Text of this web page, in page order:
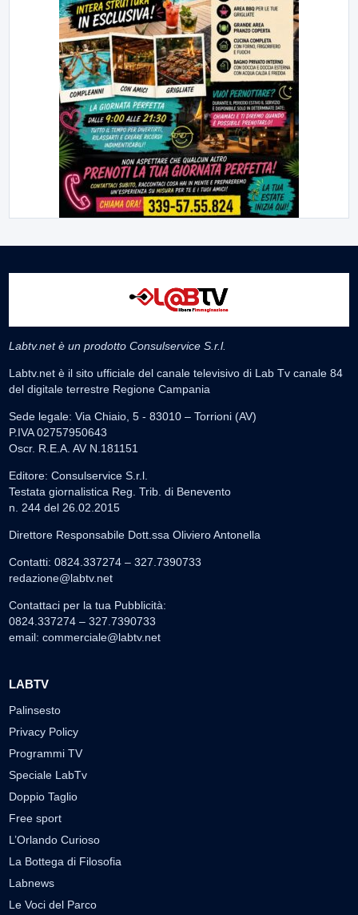
Labtv.net è un prodotto Consulservice S.r.l.
Labtv.net è il sito ufficiale del canale televisivo di Lab Tv canale 84
del digitale terrestre Regione Campania
Sede legale: Via Chiaio, 5 - 83010 – Torrioni (AV)
P.IVA 02757950643
Oscr. R.E.A. AV N.181151
Editore: Consulservice S.r.l.
Testata giornalistica Reg. Trib. di Benevento
n. 244 del 26.02.2015
Direttore Responsabile Dott.ssa Oliviero Antonella
Contatti: 0824.337274 – 327.7390733
redazione@labtv.net
Contattaci per la tua Pubblicità:
0824.337274 – 327.7390733
email: commerciale@labtv.net
LABTV
Palinsesto
Privacy Policy
Programmi TV
Speciale LabTv
Doppio Taglio
Free sport
L’Orlando Curioso
La Bottega di Filosofia
Labnews
Le Voci del Parco